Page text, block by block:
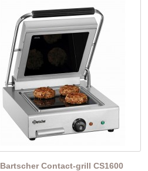
Bartscher Contact-grill CS1600